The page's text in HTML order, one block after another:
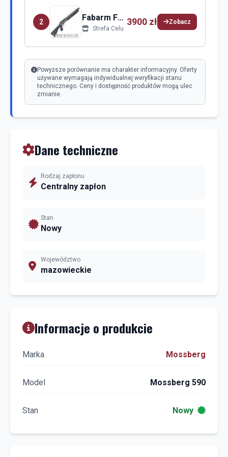
2 Fabarm Fabarm Martial
Strefa Celu
3900 zł Zobacz
Powyższe porównanie ma charakter informacyjny. Oferty
używane wymagają indywidualnej weryfikacji stanu
technicznego. Ceny i dostępność produktów mogą ulec
zmianie.
Dane techniczne
Rodzaj zapłonu
Centralny zapłon
Stan
Nowy
Województwo
mazowieckie
Informacje o produkcie
Marka Mossberg
Model Mossberg 590
Stan Nowy